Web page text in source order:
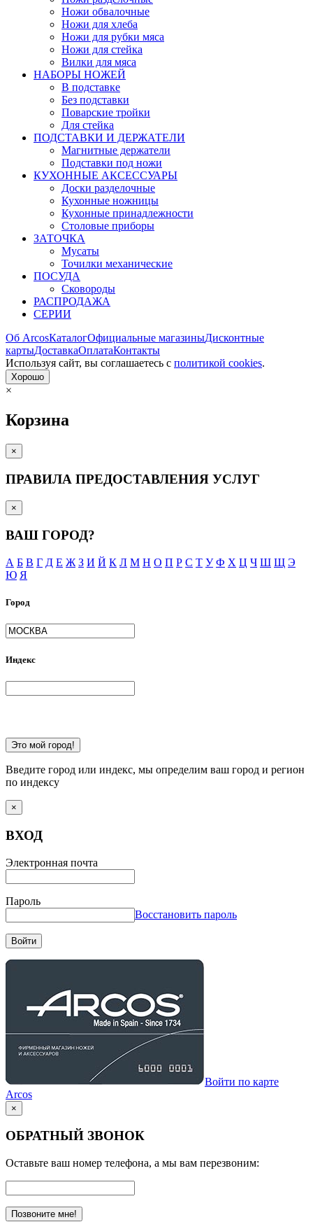
Ножи обвалочные
Ножи для хлеба
Ножи для рубки мяса
Ножи для стейка
Вилки для мяса
НАБОРЫ НОЖЕЙ
В подставке
Без подставки
Поварские тройки
Для стейка
ПОДСТАВКИ И ДЕРЖАТЕЛИ
Магнитные держатели
Подставки под ножи
КУХОННЫЕ АКСЕССУАРЫ
Доски разделочные
Кухонные ножницы
Кухонные принадлежности
Столовые приборы
ЗАТОЧКА
Мусаты
Точилки механические
ПОСУДА
Сковороды
РАСПРОДАЖА
СЕРИИ
Об ArcosКаталогОфициальные магазиныДисконтные
картыДоставкаОплатаКонтакты
Используя сайт, вы согла­шаетесь с политикой cookies.
Хорошо
×
Корзина
×
ПРАВИЛА ПРЕДОСТАВЛЕНИЯ УСЛУГ
×
ВАШ ГОРОД?
А Б В Г Д Е Ж З И Й К Л М Н О П Р С Т У Ф Х Ц Ч Ш Щ Э
Ю Я
Город
Индекс
Это мой город!
Введите город или индекс, мы определим ваш город и регион
по индексу
×
ВХОД
Электронная почта
Пароль
Восстановить пароль
Войти
Войти по карте
Arcos
×
ОБРАТНЫЙ ЗВОНОК
Оставьте ваш номер телефона, а мы вам перезвоним:
Позвоните мне!